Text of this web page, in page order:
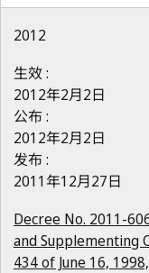
2012
生效 :
2012年2月2日
公布 :
2012年2月2日
发布 :
2011年12月27日
Decree No. 2011-
and Supplementing
434 of June 16,